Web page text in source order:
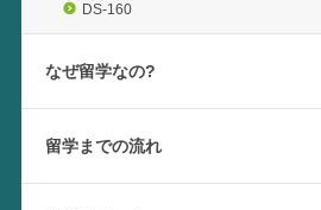
DS-160
なぜ留学なの?
留学までの流れ